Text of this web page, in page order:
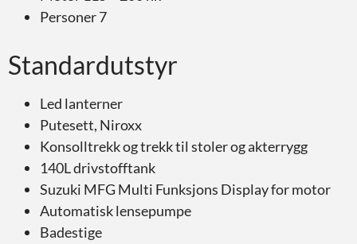
Personer 7
Standardutstyr
Led lanterner
Putesett, Niroxx
Konsolltrekk og trekk til stoler og akterrygg
140L drivstofftank
Suzuki MFG Multi Funksjons Display for motor
Automatisk lensepumpe
Badestige